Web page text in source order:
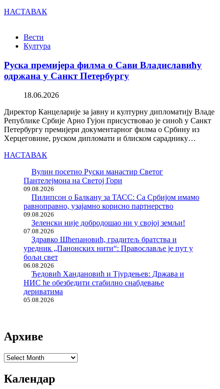
НАСТАВАК
Вести
Култура
Руска премијера филма о Сави Владиславићу
одржана у Санкт Петербургу
18.06.2026
Директор Канцеларије за јавну и културну дипломатију Владе
Републике Србије Арно Гујон присуствовао је синоћ у Санкт
Петербургу премијери документарног филма о Србину из
Херцеговине, руском дипломати и блиском сараднику…
НАСТАВАК
Вулин посетио Руски манастир Светог
Пантелејмона на Светој Гори
09.08.2026
Пилипсон о Балкану за ТАСС: Са Србијом имамо
равноправно, узајамно корисно партнерство
09.08.2026
Зеленски није добродошао ни у својој земљи!
07.08.2026
Здравко Шћепановић, градитељ братства и
уредник „Панонских нити“: Православље је пут у
бољи свет
06.08.2026
Ђедовић Хандановић и Тјурдењев: Држава и
НИС ће обезбедити стабилно снабдевање
дериватима
05.08.2026
Архиве
Архиве
Календар